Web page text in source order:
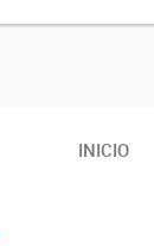
INICIO